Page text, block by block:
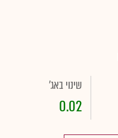
שינוי באג'
0.02